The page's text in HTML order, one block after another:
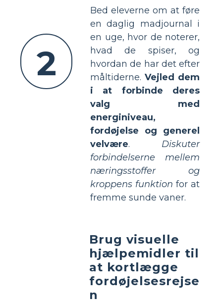
2
Bed eleverne om at føre
en daglig madjournal i
en uge, hvor de noterer,
hvad de spiser, og
hvordan de har det efter
måltiderne. Vejled dem
i at forbinde deres
valg med
energiniveau,
fordøjelse og generel
velvære. Diskuter
forbindelserne mellem
næringsstoffer og
kroppens funktion for at
fremme sunde vaner.
Brug visuelle
hjælpemidler til
at kortlægge
fordøjelsesrejse
n